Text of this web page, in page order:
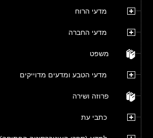
מדעי הרוח
מדעי החברה
משפט
מדעי הטבע ומדעים מדוייקים
פרוזה ושירה
כתבי עת